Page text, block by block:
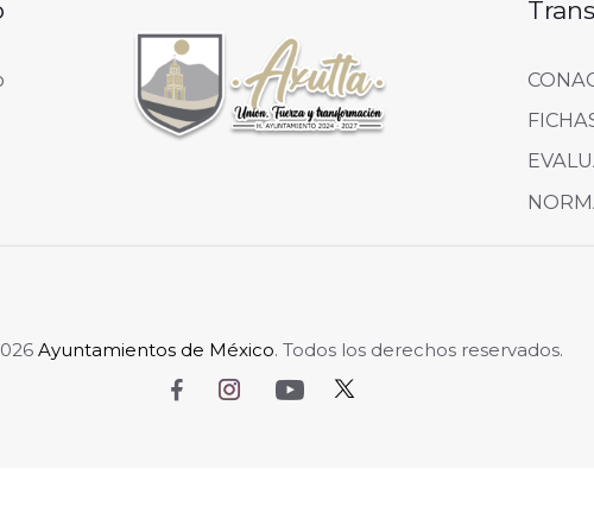
Ayuntamientos de México. Todos los derechos reservados.